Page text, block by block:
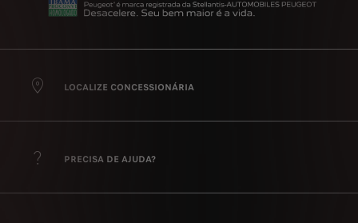
LOCALIZE CONCESSIONÁRIA
PRECISA DE AJUDA?